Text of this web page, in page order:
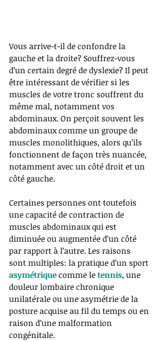
Vous arrive-t-il de confondre la
gauche et la droite? Souffrez-vous
d’un certain degré de dyslexie? Il peut
être intéressant de vérifier si les
muscles de votre tronc souffrent du
même mal, notamment vos
abdominaux. On perçoit souvent les
abdominaux comme un groupe de
muscles monolithiques, alors qu’ils
fonctionnent de façon très nuancée,
notamment avec un côté droit et un
côté gauche.
Certaines personnes ont toutefois
une capacité de contraction de
muscles abdominaux qui est
diminuée ou augmentée d’un côté
par rapport à l’autre. Les raisons
sont multiples: la pratique d’un sport
asymétrique comme le tennis, une
douleur lombaire chronique
unilatérale ou une asymétrie de la
posture acquise au fil du temps ou en
raison d’une malformation
congénitale.